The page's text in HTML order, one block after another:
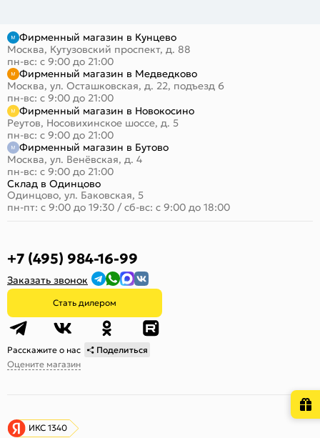
Фирменный магазин в Кунцево
Москва, Кутузовский проспект, д. 88
пн-вс: с 9:00 до 21:00
Фирменный магазин в Медведково
Москва, ул. Осташковская, д. 22, подъезд 6
пн-вс: с 9:00 до 21:00
Фирменный магазин в Новокосино
Реутов, Носовихинское шоссе, д. 5
пн-вс: с 9:00 до 21:00
Фирменный магазин в Бутово
Москва, ул. Венёвская, д. 4
пн-вс: с 9:00 до 21:00
Склад в Одинцово
Одинцово, ул. Баковская, 5
пн-пт: с 9:00 до 19:30 / сб-вс: с 9:00 до 18:00
+7 (495) 984-16-99
Заказать звонок
Стать дилером
Расскажите о нас
Поделиться
Оцените магазин
ИКС 1340